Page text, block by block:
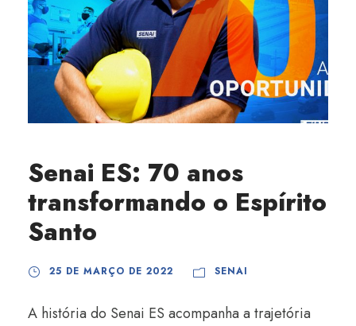
Senai ES: 70 anos
transformando o Espírito
Santo
25 DE MARÇO DE 2022 SENAI
A história do Senai ES acompanha a trajetória